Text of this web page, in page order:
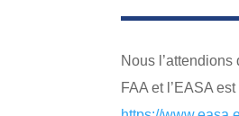
Nous
FAA et l’EASA